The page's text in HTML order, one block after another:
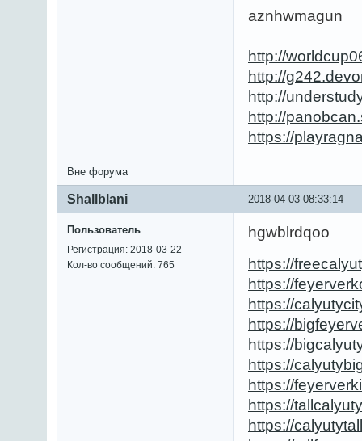
aznhwmagun
http://
http://
http://
http://
https://
Вне форума
2018-04-03 08:33:14
Shallblani
Пользователь
Регистрация: 2018-03-22
Кол-во сообщений: 765
hgwblrdqoo
https://
https://
https://
https://
https://
https://
https://
https://
https://